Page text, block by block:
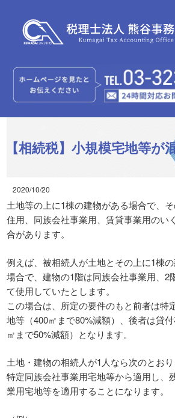
【相続税】小規模宅地等が
2020/10/20
土地等の上に1棟の建物がある場合で、
住用、同族会社事業用、賃貸事業用のい
合があります。
例えば、被相続人が土地とその上に1棟
場合で、建物の1階は同族会社事業用、2
て使用していたとします。
この場合は、所定の要件のもと前者は特
地等（400㎡まで80%減額）、後者は貸
㎡まで50%減額）となります。
土地・建物の相続人が1人なら次のとお
特定同族会社事業用宅地等から適用し、
業用宅地等を適用することになります。